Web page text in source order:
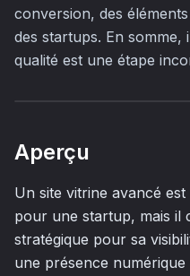
conversion, des
des startups. En somme,
qualité est une étape
Aperçu
Un site vitrine avancé
pour une startup, mais il
stratégique pour sa
une présence